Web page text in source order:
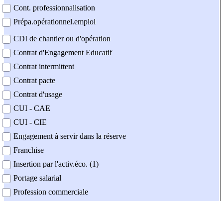
Cont. professionnalisation
Prépa.opérationnel.emploi
CDI de chantier ou d'opération
Contrat d'Engagement Educatif
Contrat intermittent
Contrat pacte
Contrat d'usage
CUI - CAE
CUI - CIE
Engagement à servir dans la réserve
Franchise
Insertion par l'activ.éco. (1)
Portage salarial
Profession commerciale